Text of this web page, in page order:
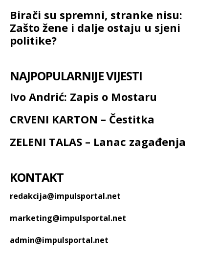
Birači su spremni, stranke nisu:
Zašto žene i dalje ostaju u sjeni
politike?
NAJPOPULARNIJE VIJESTI
Ivo Andrić: Zapis o Mostaru
CRVENI KARTON – Čestitka
ZELENI TALAS – Lanac zagađenja
KONTAKT
redakcija@impulsportal.net
marketing@impulsportal.net
admin@impulsportal.net